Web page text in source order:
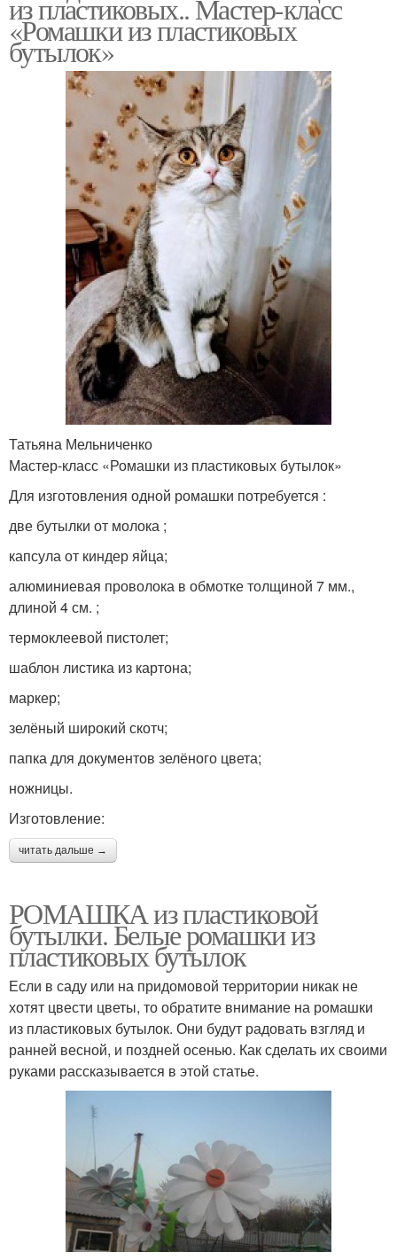
из пластиковых.. Мастер-класс
«Ромашки из пластиковых
бутылок»
Татьяна Мельниченко
Мастер-класс «Ромашки из пластиковых бутылок»
Для изготовления одной ромашки потребуется :
две бутылки от молока ;
капсула от киндер яйца;
алюминиевая проволока в обмотке толщиной 7 мм.,
длиной 4 см. ;
термоклеевой пистолет;
шаблон листика из картона;
маркер;
зелёный широкий скотч;
папка для документов зелёного цвета;
ножницы.
Изготовление:
читать дальше →
РОМАШКА из пластиковой
бутылки. Белые ромашки из
пластиковых бутылок
Если в саду или на придомовой территории никак не
хотят цвести цветы, то обратите внимание на ромашки
из пластиковых бутылок. Они будут радовать взгляд и
ранней весной, и поздней осенью. Как сделать их своими
руками рассказывается в этой статье.